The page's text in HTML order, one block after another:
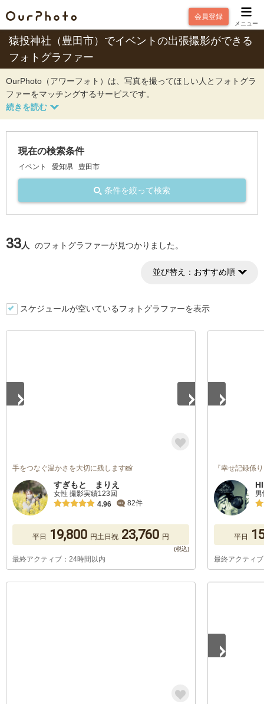
会員登録
メニュー
猿投神社（豊田市）でイベントの出張撮影ができる
フォトグラファー
OurPhoto（アワーフォト）は、写真を撮ってほしい人とフォトグラ
ファーをマッチングするサービスです。
現在の検索条件
イベント 愛知県 豊田市
条件を絞って検索
33人 のフォトグラファーが見つかりました。
並び替え： おすすめ順
スケジュールが空いているフォトグラファーを表示
手をつなぐ温かさを大切に残します📸
すぎもと まりえ
女性 撮影実績123回
4.96
82件
平日 19,800 円土日祝 23,760 円
最終アクティブ：24時間以内
『幸せ記録係
平日
最終アクティ